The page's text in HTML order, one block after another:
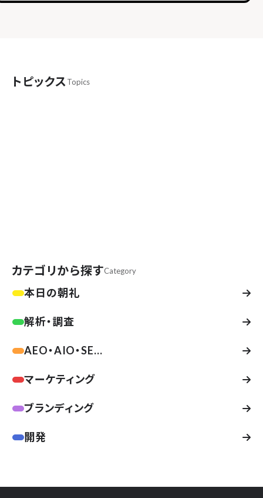
トピックスTopics
カテゴリから探すCategory
本日の朝礼
解析・調査
AEO・AIO・SE...
マーケティング
ブランディング
開発